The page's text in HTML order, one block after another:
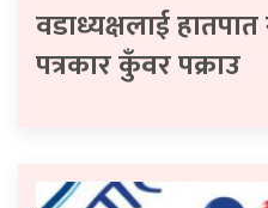
वडाध्यक्षलाई
पत्रकार कुँवर पक्राउ